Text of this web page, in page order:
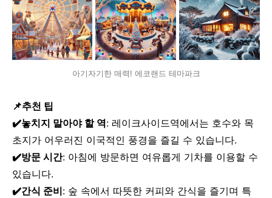
아기자기한 매력! 에코랜드 테마파크
📌추천 팁
✔️놓치지 말아야 할 역: 레이크사이드역에서는 호수와 목
초지가 어우러진 이국적인 풍경을 즐길 수 있습니다.
✔️방문 시간: 아침에 방문하면 여유롭게 기차를 이용할 수
있습니다.
✔️간식 준비: 숲 속에서 따뜻한 커피와 간식을 즐기며 특